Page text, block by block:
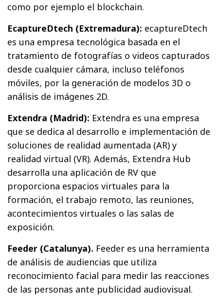
como por ejemplo el blockchain.
EcaptureDtech (Extremadura): ecaptureDtech
es una empresa tecnológica basada en el
tratamiento de fotografías o videos capturados
desde cualquier cámara, incluso teléfonos
móviles, por la generación de modelos 3D o
análisis de imágenes 2D.
Extendra (Madrid): Extendra es una empresa
que se dedica al desarrollo e implementación de
soluciones de realidad aumentada (AR) y
realidad virtual (VR). Además, Extendra Hub
desarrolla una aplicación de RV que
proporciona espacios virtuales para la
formación, el trabajo remoto, las reuniones,
acontecimientos virtuales o las salas de
exposición.
Feeder (Catalunya). Feeder es una herramienta
de análisis de audiencias que utiliza
reconocimiento facial para medir las reacciones
de las personas ante publicidad audiovisual.